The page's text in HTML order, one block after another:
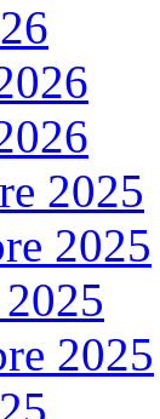
2025
2025
2025